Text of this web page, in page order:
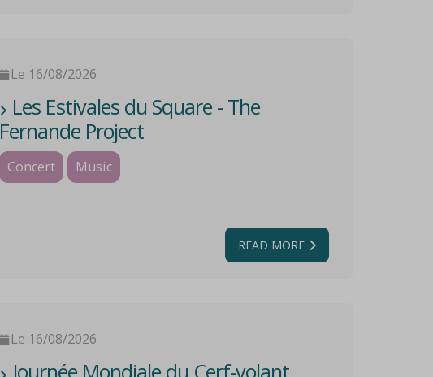
Le 16/08/2026
Les Estivales du Square - The
Fernande Project
Concert Music
READ MORE
Le 16/08/2026
Journée Mondiale du Cerf-volant